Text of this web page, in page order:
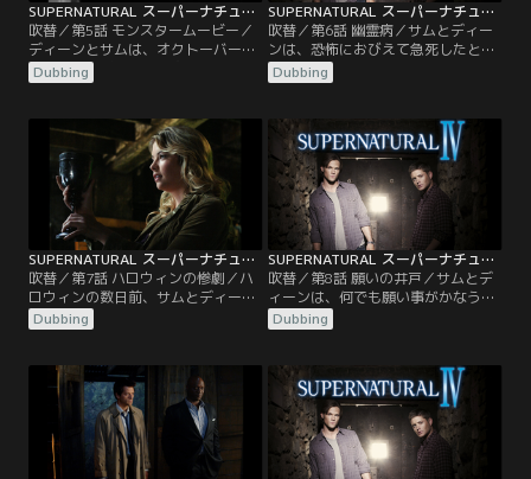
SUPERNATURAL スーパーナチュラル シーズン4 第05話／吹替
吹替／第5話 モンスタームービー／
ディーンとサムは、オクトーバーフ
ェストでにぎわう町で次々に起こる
殺人事件を捜査する。第一の犠牲者
噛まれたような跡があり、第二の犠
牲者は狼男に襲われたような傷を負
っている。その後ディーンは、ミイ
ラが棺から起き上がったことを知る
と…。
Dubbing
SUPERNATURAL スーパーナチュラル シーズン4 第06話／吹替
吹替／第6話 幽霊病／サムとディー
ンは、恐怖におびえて急死したと思
われる人たちの死亡事件を調べる。
犠牲者の検視のため死体安置所へ行
感染してしまう。発症するとすべて
のことに不安になり、最後には激し
い恐怖によって心臓マヒを起こして
死ぬという。ディーンの地獄行きを
阻止するため、サムとボビーは…。
Dubbing
SUPERNATURAL スーパーナチュラル シーズン4 第07話／吹替
吹替／第7話 ハロウィンの惨劇／ハ
ロウィンの数日前、サムとディーン
は小さな町で起きた2つの不可解な
死亡事件を捜査していた。事件のあ
魔女がサウィンという悪魔を呼び出
そうとしていると推測する。そこに
天使カスティエルが現れ、サウィン
が復活すれば、ある封印が解かれる
と伝える。そして復活を阻止するた
め…。
Dubbing
SUPERNATURAL スーパーナチュラル シーズン4 第08話／吹替
吹替／第8話 願いの井戸／サムとデ
ィーンは、何でも願い事がかなうと
いう町を調査する。その町では、思
いもよらないことが次々と起こって
ったり、宝くじが当たったり、さえ
ない男の子に信じられないようなガ
ールフレンドができたり…。だがサ
ムとディーンは…。
Dubbing